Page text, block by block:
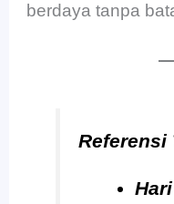
berdaya tanpa
Referensi